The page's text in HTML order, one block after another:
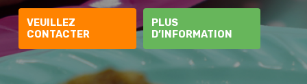
VEUILLEZ
CONTACTER
PLUS
D’INFORMATION